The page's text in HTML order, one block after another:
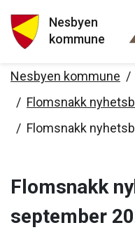
Hopp til
Nesbyen
kommune
Nesbyen kommune
Flomsnakk
Flomsnakk
Flomsnakk
september